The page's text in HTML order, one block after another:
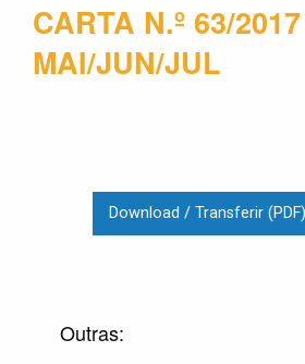
CARTA N.º 63/2017
MAI/JUN/JUL
Download / Transferir (PDF)
Outras: